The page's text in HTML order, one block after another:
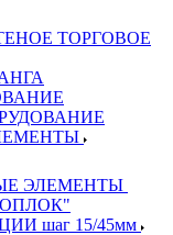
ТОРГОВОЕ
ЭЛЕМЕНТЫ
шаг 15/45мм